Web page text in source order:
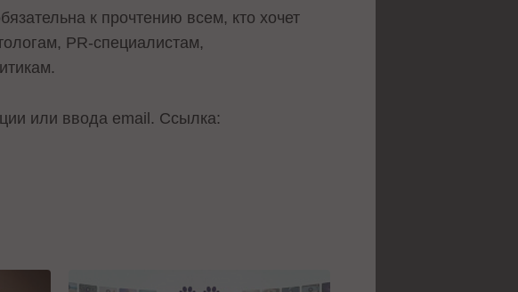
к прочтению всем, кто хочет
PR-специалистам,
или ввода email. Ссылка: